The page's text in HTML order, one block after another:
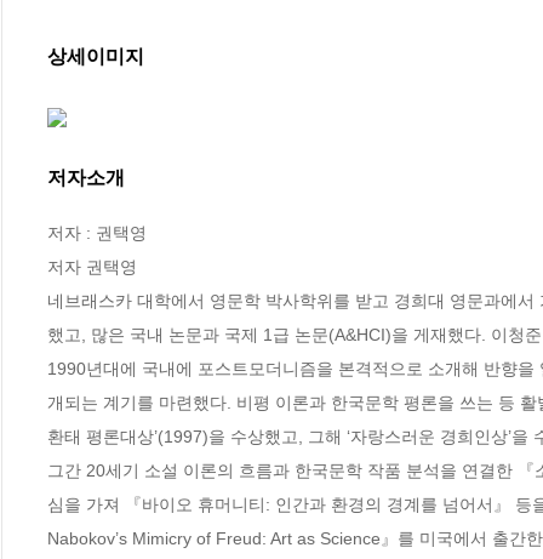
상세이미지
저자소개
저자 : 권택영
저자 권택영
네브래스카 대학에서 영문학 박사학위를 받고 경희대 영문과에
했고, 많은 국내 논문과 국제 1급 논문(A&HCI)을 게재했다. 이청
1990년대에 국내에 포스트모더니즘을 본격적으로 소개해 반향
개되는 계기를 마련했다. 비평 이론과 한국문학 평론을 쓰는 등
환태 평론대상’(1997)을 수상했고, 그해 ‘자랑스러운 경희인상’을
그간 20세기 소설 이론의 흐름과 한국문학 작품 분석을 연결한
심을 가져 『바이오 휴머니티: 인간과 환경의 경계를 넘어서』
Nabokov’s Mimicry of Freud: Art as Science』를 미국에서 출간